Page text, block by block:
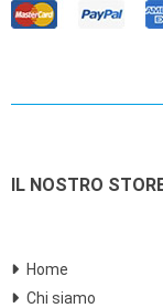
IL NOSTRO
Home
Chi siamo